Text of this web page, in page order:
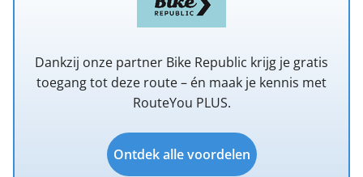
Dankzij onze partner Bike Republic krijg je gratis
toegang tot deze route – én maak je kennis met
RouteYou PLUS.
Ontdek alle voordelen